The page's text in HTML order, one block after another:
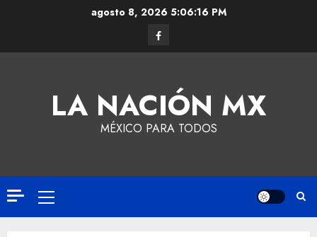
agosto 8, 20265:06:17 PM
LA NACIÓN MX
MÉXICO PARA TODOS